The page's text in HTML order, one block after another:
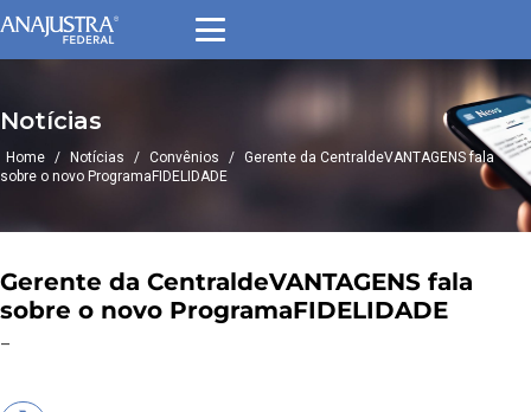
Notícias
Home / Notícias / Convênios / Gerente da CentraldeVANTAGENS fala
sobre o novo ProgramaFIDELIDADE
Gerente da CentraldeVANTAGENS fala
sobre o novo ProgramaFIDELIDADE
–